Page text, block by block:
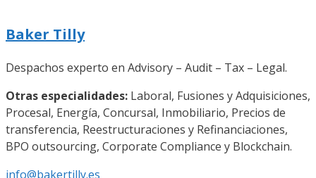
Baker Tilly
Despachos experto en Advisory – Audit – Tax – Legal.
Otras especialidades: Laboral, Fusiones y Adquisiciones,
Procesal, Energía, Concursal, Inmobiliario, Precios de
transferencia, Reestructuraciones y Refinanciaciones,
BPO outsourcing, Corporate Compliance y Blockchain.
info@bakertilly.es